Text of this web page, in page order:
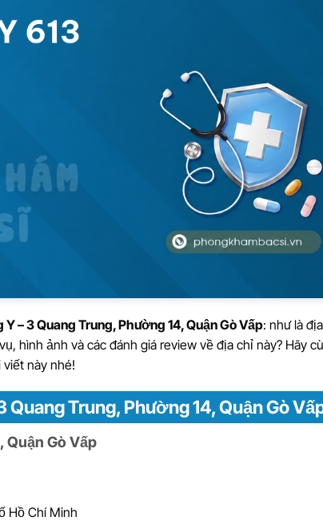
– 3 Quang Trung, Phường 14, Quận Gò Vấp: như là
hình ảnh và các đánh giá review về địa chỉ này? Hãy
này nhé!
Trung, Phường 14, Quận Gò
Quận Gò Vấp
Hồ Chí Minh